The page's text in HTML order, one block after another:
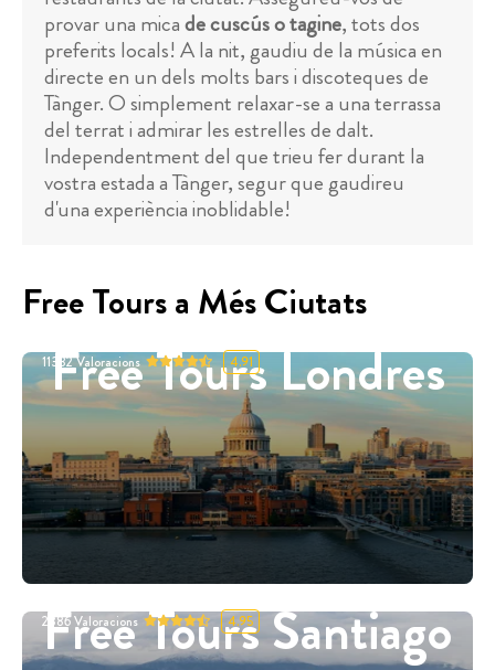
provar una micade cuscús o tagine, tots dos
preferits locals! A la nit, gaudiu de la música en
directe en un dels molts bars i discoteques de
Tànger. O simplement relaxar-se a una terrassa
del terrat i admirar les estrelles de dalt.
Independentment del que trieu fer durant la
vostra estada a Tànger, segur que gaudireu
d'una experiència inoblidable!
Free Tours a Més Ciutats
Free Tours Londres
11332Valoracions 4.91
Free Tours Santiago
2886Valoracions 4.95